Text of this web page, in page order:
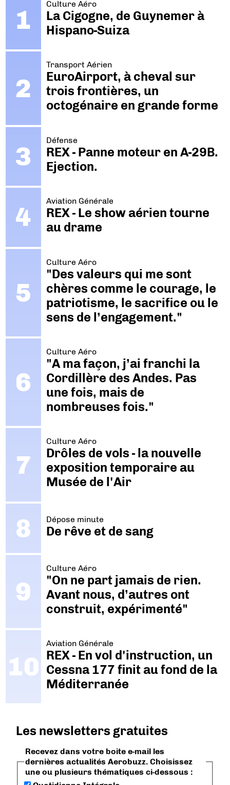
Culture Aéro
La Cigogne, de Guynemer à
Hispano-Suiza
Transport Aérien
EuroAirport, à cheval sur
trois frontières, un
octogénaire en grande forme
Défense
REX - Panne moteur en A-29B.
Ejection.
Aviation Générale
REX - Le show aérien tourne
au drame
Culture Aéro
"Des valeurs qui me sont
chères comme le courage, le
patriotisme, le sacrifice ou le
sens de l’engagement."
Culture Aéro
"A ma façon, j’ai franchi la
Cordillère des Andes. Pas
une fois, mais de
nombreuses fois."
Culture Aéro
Drôles de vols - la nouvelle
exposition temporaire au
Musée de l'Air
Dépose minute
De rêve et de sang
Culture Aéro
"On ne part jamais de rien.
Avant nous, d’autres ont
construit, expérimenté"
Aviation Générale
REX - En vol d'instruction, un
Cessna 177 finit au fond de la
Méditerranée
Les newsletters gratuites
Recevez dans votre boite e-mail les
dernières actualités Aerobuzz. Choisissez
une ou plusieurs thématiques ci-dessous :